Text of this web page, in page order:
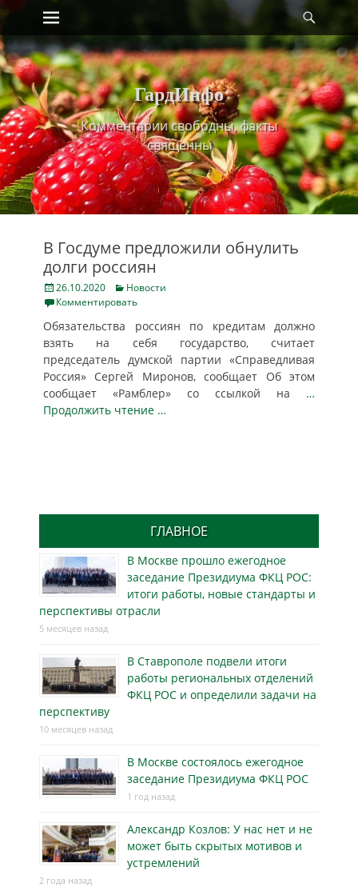
Skip
content
Primary Menu
ГардИнфо
Комментарии свободны, факты
священны
В Госдуме предложили обнулить
долги россиян
Posted
on
26.10.2020 Categories
Новости
Комментировать
Обязательства россиян по кредитам должно
взять на себя государство, считает
председатель думской партии «Справедливая
Россия» Сергей Миронов, сообщает Об этом
сообщает «Рамблер» со ссылкой на …
Продолжить чтение …
ГЛАВНОЕ
В Москве прошло ежегодное
заседание Президиума ФКЦ РОС:
итоги работы, новые стандарты и
перспективы отрасли
5 месяцев назад
В Ставрополе подвели итоги
работы региональных отделений
ФКЦ РОС и определили задачи на
перспективу
10 месяцев назад
В Москве состоялось ежегодное
заседание Президиума ФКЦ РОС
1 год назад
Александр Козлов: У нас нет и не
может быть скрытых мотивов и
устремлений
2 года назад